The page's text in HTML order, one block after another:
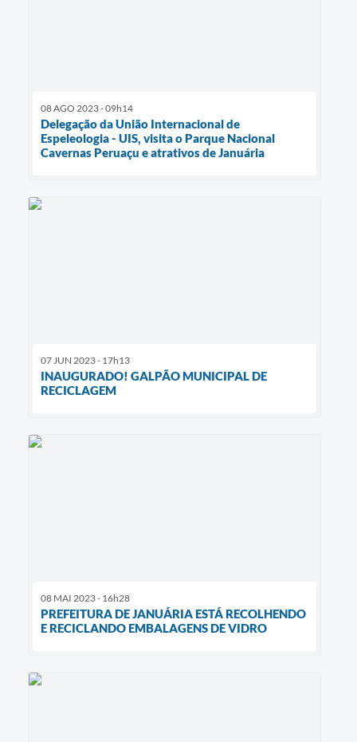
08 AGO 2023 - 09h14
Delegação da União Internacional de
Espeleologia - UIS, visita o Parque Nacional
Cavernas Peruaçu e atrativos de Januária
07 JUN 2023 - 17h13
INAUGURADO! GALPÃO MUNICIPAL DE
RECICLAGEM
08 MAI 2023 - 16h28
PREFEITURA DE JANUÁRIA ESTÁ RECOLHENDO
E RECICLANDO EMBALAGENS DE VIDRO